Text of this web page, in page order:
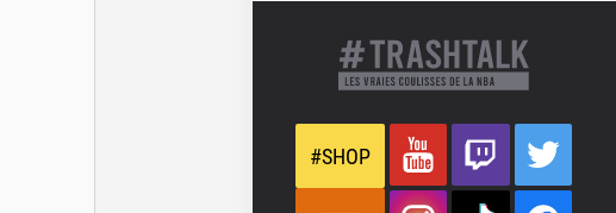
#SHOP